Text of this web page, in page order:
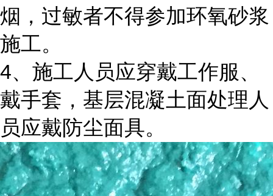
烟，过敏者不得参加环氧砂浆
施工。
4、施工人员应穿戴工作服、
戴手套，基层混凝土面处理人
员应戴防尘面具。